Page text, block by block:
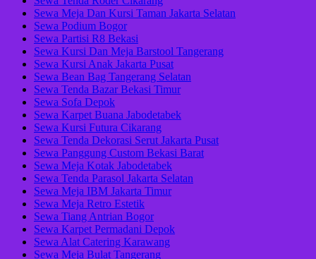
Sewa Meja Dan Kursi Taman Jakarta Selatan
Sewa Podium Bogor
Sewa Partisi R8 Bekasi
Sewa Kursi Dan Meja Barstool Tangerang
Sewa Kursi Anak Jakarta Pusat
Sewa Bean Bag Tangerang Selatan
Sewa Tenda Bazar Bekasi Timur
Sewa Sofa Depok
Sewa Karpet Buana Jabodetabek
Sewa Kursi Futura Cikarang
Sewa Tenda Dekorasi Serut Jakarta Pusat
Sewa Panggung Custom Bekasi Barat
Sewa Meja Kotak Jabodetabek
Sewa Tenda Parasol Jakarta Selatan
Sewa Meja IBM Jakarta Timur
Sewa Meja Retro Estetik
Sewa Tiang Antrian Bogor
Sewa Karpet Permadani Depok
Sewa Alat Catering Karawang
Sewa Meja Bulat Tangerang